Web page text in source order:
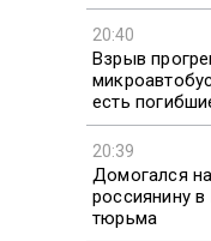
20:40
Взрыв
есть
20:39
Домогался
россиянину в
тюрьма